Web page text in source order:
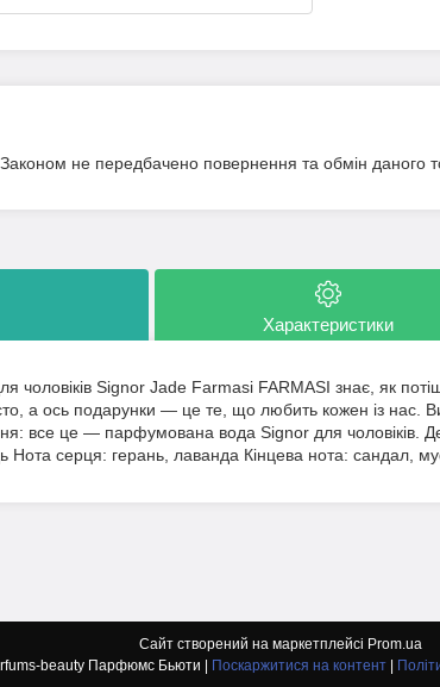
Законом не передбачено повернення та обмін даного
Характеристики
чоловіків Signor Jade Farmasi FARMASI знає, як
а ось подарунки — це те, що любить кожен із нас.
все це — парфумована вода Signor для чоловіків.
Нота серця: герань, лаванда Кінцева нота: сандал,
Сайт створений на маркетплейсі Prom.ua
Поскаржитися на контент